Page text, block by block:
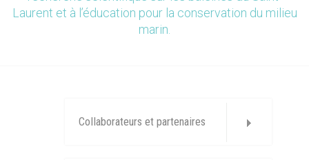
Laurent et à l’éducation pour la conservation du milieu
marin.
Collaborateurs et partenaires